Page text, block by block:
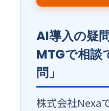
AI導入の疑
MTGで相談
問」
株式会社Nexa